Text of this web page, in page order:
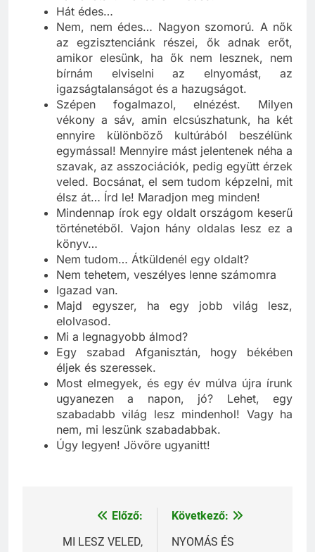
Te nevetsz? Neked ez vicces?
Hát édes…
Nem, nem édes… Nagyon szomorú. A nők
az egzisztenciánk részei, ők adnak erőt,
amikor elesünk, ha ők nem lesznek, nem
bírnám elviselni az elnyomást, az
igazságtalanságot és a hazugságot.
Szépen fogalmazol, elnézést. Milyen
vékony a sáv, amin elcsúszhatunk, ha két
ennyire különböző kultúrából beszélünk
egymással! Mennyire mást jelentenek néha a
szavak, az asszociációk, pedig együtt érzek
veled. Bocsánat, el sem tudom képzelni, mit
élsz át… Írd le! Maradjon meg minden!
Mindennap írok egy oldalt országom keserű
történetéből. Vajon hány oldalas lesz ez a
könyv…
Nem tudom… Átküldenél egy oldalt?
Nem tehetem, veszélyes lenne számomra
Igazad van.
Majd egyszer, ha egy jobb világ lesz,
elolvasod.
Mi a legnagyobb álmod?
Egy szabad Afganisztán, hogy békében
éljek és szeressek.
Most elmegyek, és egy év múlva újra írunk
ugyanezen a napon, jó? Lehet, egy
szabadabb világ lesz mindenhol! Vagy ha
nem, mi leszünk szabadabbak.
Bejegyzés